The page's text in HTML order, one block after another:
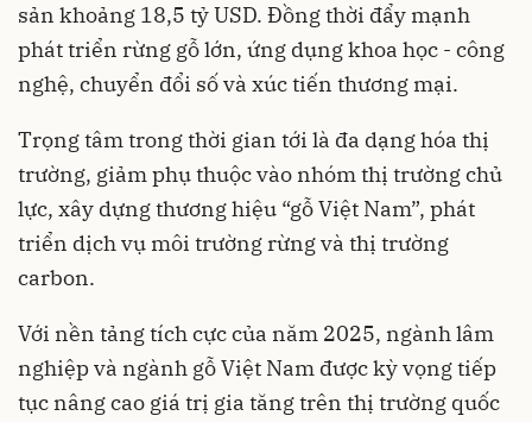
sản khoảng 18,5 tỷ USD. Đồng thời đẩy mạnh
phát triển rừng gỗ lớn, ứng dụng khoa học - công
nghệ, chuyển đổi số và xúc tiến thương mại.
Trọng tâm trong thời gian tới là đa dạng hóa thị
trường, giảm phụ thuộc vào nhóm thị trường chủ
lực, xây dựng thương hiệu “gỗ Việt Nam”, phát
triển dịch vụ môi trường rừng và thị trường
carbon.
Với nền tảng tích cực của năm 2025, ngành lâm
nghiệp và ngành gỗ Việt Nam được kỳ vọng tiếp
tục nâng cao giá trị gia tăng trên thị trường quốc